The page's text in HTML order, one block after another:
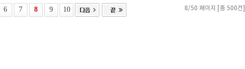
6 7 8 9 10 8/50 페이지 [총 500건]